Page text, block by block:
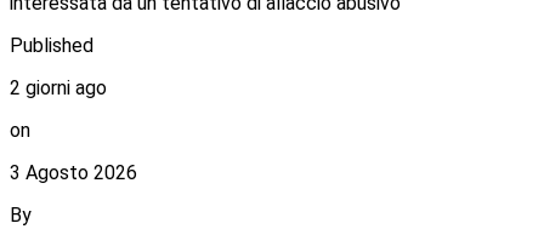
Published
2 giorni ago
on
3 Agosto 2026
By